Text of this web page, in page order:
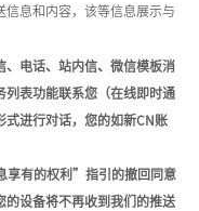
信息和内容，该等信息展示与
电话、站内信、 微信模板消
列表功能联系您（在线即时通
式进行对话，您的如新CN账
享有的权利”指引的撤回同意
的设备将不再收到我们的推送